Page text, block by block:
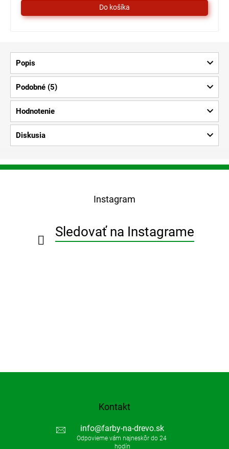
Popis
Podobné (5)
Hodnotenie
Diskusia
Z
Instagram
Sledovať na Instagrame
Kontakt
info@farby-na-drevo.sk